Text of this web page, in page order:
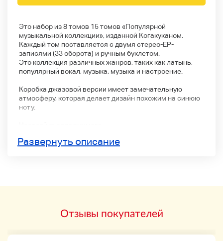
Это набор из 8 томов 15 томов «Популярной
музыкальной коллекции», изданной Когакуканом.
Каждый том поставляется с двумя стерео-EP-
записями (33 оборота) и ручным буклетом.
Это коллекция различных жанров, таких как латынь,
популярный вокал, музыка, музыка и настроение.
Коробка джазовой версии имеет замечательную
атмосферу, которая делает дизайн похожим на синюю
ноту.
2.Джаз 2
7. Музыкальный
Издатель: Kogakukan
Развернуть описание
Отзывы покупателей